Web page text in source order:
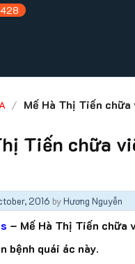
/ Mế Hà Thị Tiến
Tiến chữa
2016 byHương Nguyễn
– Mế Hà Thị Tiến chữa
bệnh quái ác này.